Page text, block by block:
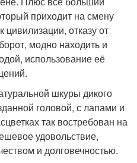
приходит на смену
отказу от
модно находить и
использование её
шкуры дикого
головой, с лапами и
так востребован на
удовольствие,
и долговечностью.